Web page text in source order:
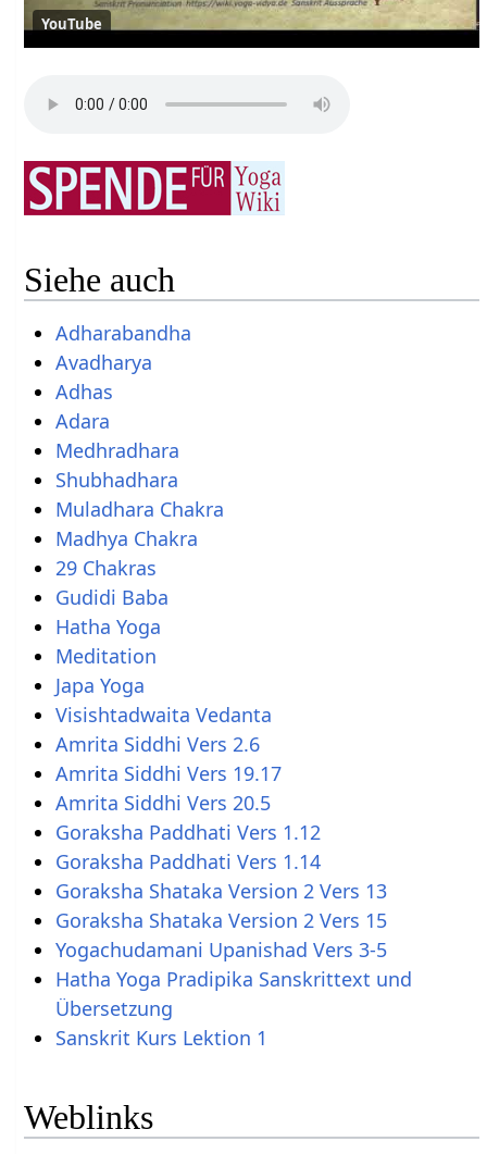
YouTube
Siehe auch
Adharabandha
Avadharya
Adhas
Adara
Medhradhara
Shubhadhara
Muladhara Chakra
Madhya Chakra
29 Chakras
Gudidi Baba
Hatha Yoga
Meditation
Japa Yoga
Visishtadwaita Vedanta
Amrita Siddhi Vers 2.6
Amrita Siddhi Vers 19.17
Amrita Siddhi Vers 20.5
Goraksha Paddhati Vers 1.12
Goraksha Paddhati Vers 1.14
Goraksha Shataka Version 2 Vers 13
Goraksha Shataka Version 2 Vers 15
Yogachudamani Upanishad Vers 3-5
Hatha Yoga Pradipika Sanskrittext und
Übersetzung
Sanskrit Kurs Lektion 1
Weblinks